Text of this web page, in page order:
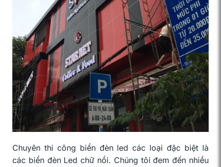
Chuyên thi công biển đèn led các loại đặc biệt là
các biển đèn Led chữ nổi. Chúng tôi đem đến nhiều